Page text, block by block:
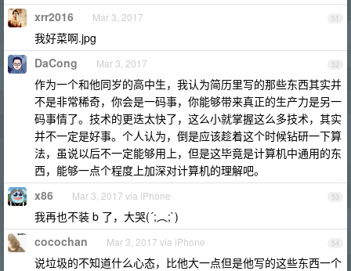
51
xrr2016 Mar 3, 2017
我好菜啊.jpg
52
DaCong Mar 3, 2017
作为一个和他同岁的高中生，我认为简历里写的那些东西其实并
不是非常稀奇，你会是一码事，你能够带来真正的生产力是另一
码事情了。技术的更迭太快了，这么小就掌握这么多技术，其实
并不一定是好事。个人认为，倒是应该趁着这个时候钻研一下算
法，虽说以后不一定能够用上，但是这毕竟是计算机中通用的东
西，能够一点个程度上加深对计算机的理解吧。
53
x86 Mar 3, 2017 via iPhone
我再也不装 b 了，大哭(´;︵;`)
54
cocochan Mar 3, 2017 via iPhone
说垃圾的不知道什么心态，比他大一点但是他写的这些东西一个